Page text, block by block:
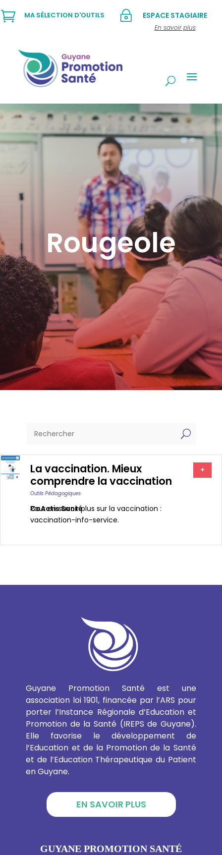
~ ESPACE STAGIAIRE
En savoir plus
 MA SÉLECTION D'OUTILS
Rougeole
U
La vaccination. Mieux
comprendre la vaccination
Outils Pédagogiques
CoActis Santé
Pour en savoir plus sur la vaccination :
vaccination-info-service.
+
Guyane Promotion Santé est une
association loi 1901, financée par l’ARS pour
porter l’Instance Régionale d’Education et
Promotion de la Santé (IREPS de Guyane).
Elle favorise le développement de
l’Education et de la Promotion de la Santé
et de l’Education Thérapeutique du Patient
en Guyane.
EN SAVOIR PLUS
GUYANE PROMOTION SANTÉ